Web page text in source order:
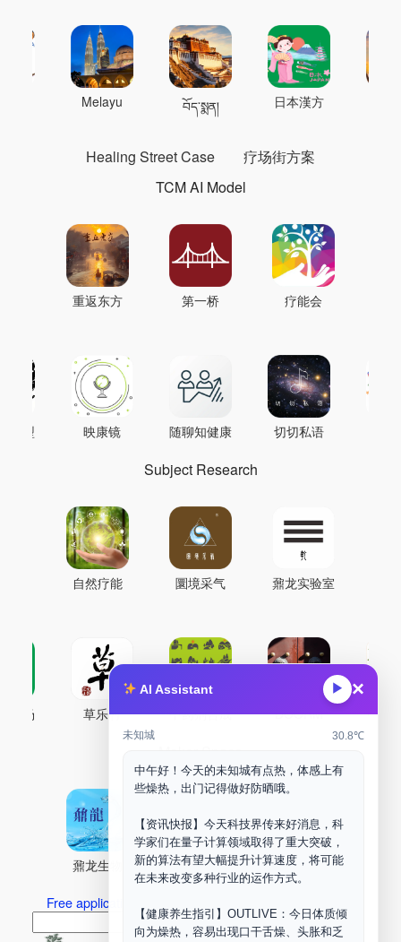
AI Assistant ▶ ×
未知城 30.8℃
中午好！今天的未知城有点热，体感上有
些燥热，出门记得做好防晒哦。
【资讯快报】今天科技界传来好消息，科
学家们在量子计算领域取得了重大突破，
新的算法有望大幅提升计算速度，将可能
在未来改变多种行业的运作方式。
【健康养生指引】OUTLIVE：今日体质倾
向为燥热，容易出现口干舌燥、头胀和乏
Melayu བོད་སྨན། 日本漢方
Healing Street Case
疗场街方案
TCM AI Model
重返东方 第一桥 疗能会
模型 映康镜 随聊知健康 切切私语
Subject Research
自然疗能 圜境采气 鼐龙实验室
药场 草乐村 中药剂合成 DOORM 中药
鼐龙生物 PLM 商兑园
Free application for “Healing Association Membership”
Search